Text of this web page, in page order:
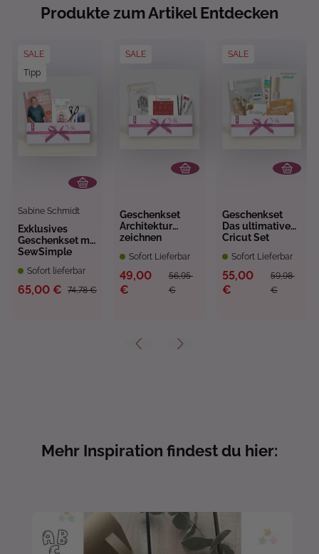
Produkte zum Artikel Entdecken
SALE
Tipp
Sabine Schmidt
Exklusives
Geschenkset mit
SewSimple
Sofort lieferbar
74,78 €
65,00 €
SALE
Geschenkset
Architektur
zeichnen
Sofort Lieferbar
56,95
€
49,00
€
SALE
Geschenkset
Das ultimative
Cricut Set
Sofort Lieferbar
59,98
€
55,00
€
Mehr Inspiration findest du hier: